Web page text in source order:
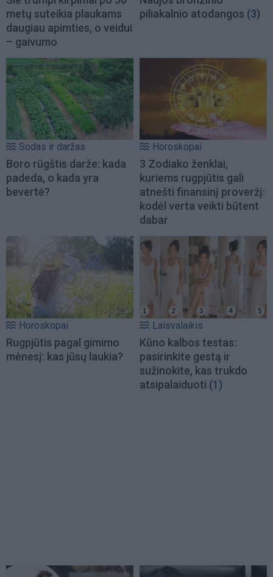
metų suteikia plaukams
daugiau apimties, o veidui
– gaivumo
piliakalnio atodangos (3)
Sodas ir daržas
Boro rūgštis darže: kada
padeda, o kada yra
bevertė?
Horoskopai
3 Zodiako ženklai,
kuriems rugpjūtis gali
atnešti finansinį proveržį:
kodėl verta veikti būtent
dabar
Horoskopai
Rugpjūtis pagal gimimo
mėnesį: kas jūsų laukia?
Laisvalaikis
Kūno kalbos testas:
pasirinkite gestą ir
sužinokite, kas trukdo
atsipalaiduoti (1)